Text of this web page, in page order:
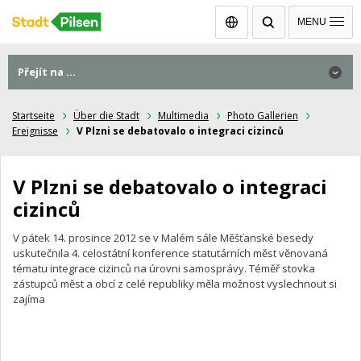
Čeština MENU
Startseite Über die Stadt Multimedia
Photo Gallerien
Ereignisse
V Plzni se debatovalo o integraci cizinců
V Plzni se debatovalo o integraci
cizinců
V pátek 14. prosince 2012 se v Malém sále Měšťanské besedy
uskutečnila 4. celostátní konference statutárních měst věnovaná
tématu integrace cizinců na úrovni samosprávy. Téměř stovka
zástupců měst a obcí z celé republiky měla možnost vyslechnout si
zajíma
Přejít na ...
Přejít na ...